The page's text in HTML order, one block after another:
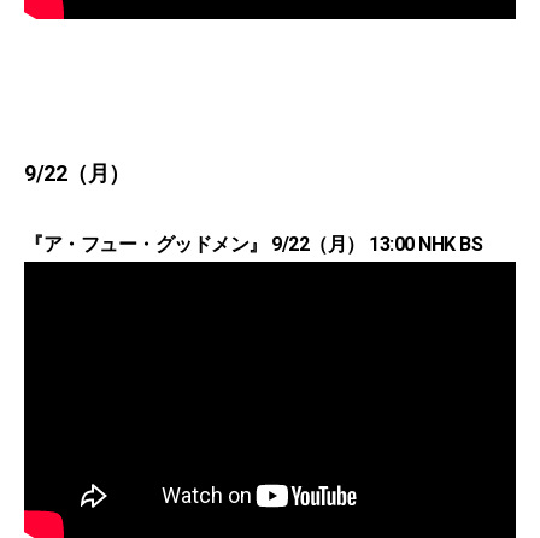
9/22（月）
『ア・フュー・グッドメン』 9/22（月） 13:00 NHK BS